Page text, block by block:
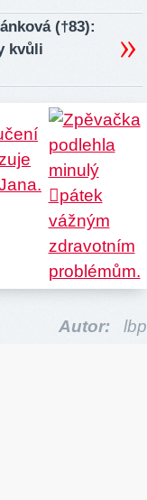
(†83):
kvůli
Autor: lbp